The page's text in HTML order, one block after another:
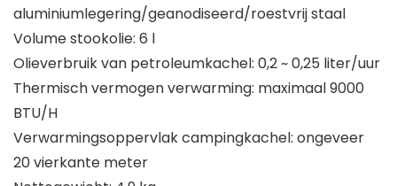
aluminiumlegering/geanodiseerd/roestvrij staal
Volume stookolie: 6 l
Olieverbruik van petroleumkachel: 0,2 ~ 0,25 liter/uur
Thermisch vermogen verwarming: maximaal 9000
BTU/H
Verwarmingsoppervlak campingkachel: ongeveer
20 vierkante meter